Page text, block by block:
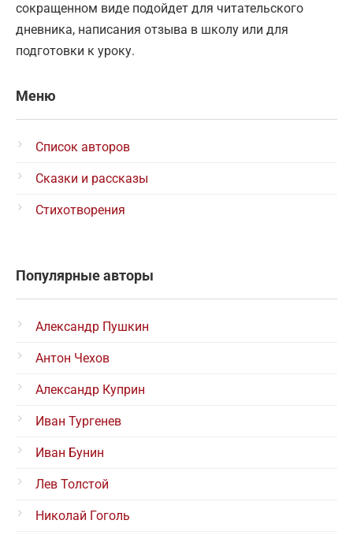
сокращенном виде подойдет для читательского
дневника, написания отзыва в школу или для
подготовки к уроку.
Меню
Список авторов
Сказки и рассказы
Стихотворения
Популярные авторы
Александр Пушкин
Антон Чехов
Александр Куприн
Иван Тургенев
Иван Бунин
Лев Толстой
Николай Гоголь